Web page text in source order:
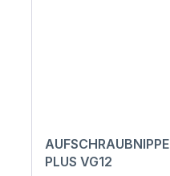
PLUS VG12